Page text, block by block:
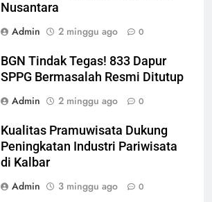
Nusantara
Admin
2 minggu ago 0
BGN Tindak Tegas! 833 Dapur
SPPG Bermasalah Resmi Ditutup
Admin
2 minggu ago 0
Kualitas Pramuwisata Dukung
Peningkatan Industri Pariwisata
di Kalbar
Admin
3 minggu ago 0